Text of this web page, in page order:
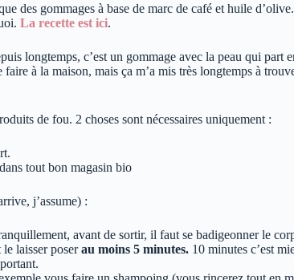
des gommages à base de marc de café et huile
La recette est ici.
longtemps, c’est un gommage avec la peau qui part
à la maison, mais ça m’a mis très longtemps à
de fou. 2 choses sont nécessaires uniquement :
tout bon magasin bio
j’assume) :
avant de sortir, il faut se badigeonner le
laisser poserau moins 5 minutes. 10 minutes c’est